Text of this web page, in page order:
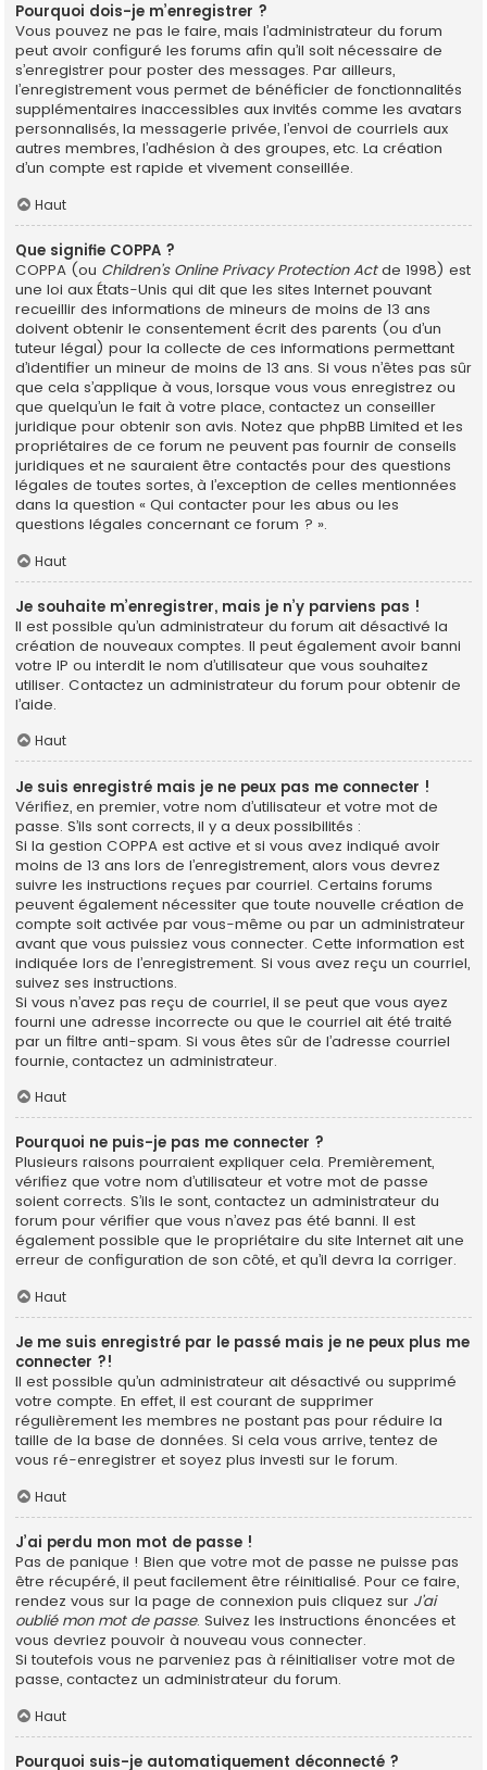
Pourquoi dois-je m’enregistrer ?
Vous pouvez ne pas le faire, mais l’administrateur du forum
peut avoir configuré les forums afin qu’il soit nécessaire de
s’enregistrer pour poster des messages. Par ailleurs,
l’enregistrement vous permet de bénéficier de fonctionnalités
supplémentaires inaccessibles aux invités comme les avatars
personnalisés, la messagerie privée, l’envoi de courriels aux
autres membres, l’adhésion à des groupes, etc. La création
d’un compte est rapide et vivement conseillée.
Haut
Que signifie COPPA ?
COPPA (ou Children’s Online Privacy Protection Actde 1998) est
une loi aux États-Unis qui dit que les sites Internet pouvant
recueillir des informations de mineurs de moins de 13 ans
doivent obtenir le consentement écrit des parents (ou d’un
tuteur légal) pour la collecte de ces informations permettant
d’identifier un mineur de moins de 13 ans. Si vous n’êtes pas sûr
que cela s’applique à vous, lorsque vous vous enregistrez ou
que quelqu’un le fait à votre place, contactez un conseiller
juridique pour obtenir son avis. Notez que phpBB Limited et les
propriétaires de ce forum ne peuvent pas fournir de conseils
juridiques et ne sauraient être contactés pour des questions
légales de toutes sortes, à l’exception de celles mentionnées
dans la question « Qui contacter pour les abus ou les
questions légales concernant ce forum ? ».
Haut
Je souhaite m’enregistrer, mais je n’y parviens pas !
Il est possible qu’un administrateur du forum ait désactivé la
création de nouveaux comptes. Il peut également avoir banni
votre IP ou interdit le nom d’utilisateur que vous souhaitez
utiliser. Contactez un administrateur du forum pour obtenir de
l’aide.
Haut
Je suis enregistré mais je ne peux pas me connecter !
Vérifiez, en premier, votre nom d’utilisateur et votre mot de
passe. S’ils sont corrects, il y a deux possibilités :
Si la gestion COPPA est active et si vous avez indiqué avoir
moins de 13 ans lors de l’enregistrement, alors vous devrez
suivre les instructions reçues par courriel. Certains forums
peuvent également nécessiter que toute nouvelle création de
compte soit activée par vous-même ou par un administrateur
avant que vous puissiez vous connecter. Cette information est
indiquée lors de l’enregistrement. Si vous avez reçu un courriel,
suivez ses instructions.
Si vous n’avez pas reçu de courriel, il se peut que vous ayez
fourni une adresse incorrecte ou que le courriel ait été traité
par un filtre anti-spam. Si vous êtes sûr de l’adresse courriel
fournie, contactez un administrateur.
Haut
Pourquoi ne puis-je pas me connecter ?
Plusieurs raisons pourraient expliquer cela. Premièrement,
vérifiez que votre nom d’utilisateur et votre mot de passe
soient corrects. S’ils le sont, contactez un administrateur du
forum pour vérifier que vous n’avez pas été banni. Il est
également possible que le propriétaire du site Internet ait une
erreur de configuration de son côté, et qu’il devra la corriger.
Haut
Je me suis enregistré par le passé mais je ne peux plus me
connecter ?!
Il est possible qu’un administrateur ait désactivé ou supprimé
votre compte. En effet, il est courant de supprimer
régulièrement les membres ne postant pas pour réduire la
taille de la base de données. Si cela vous arrive, tentez de
vous ré-enregistrer et soyez plus investi sur le forum.
Haut
J’ai perdu mon mot de passe !
Pas de panique ! Bien que votre mot de passe ne puisse pas
être récupéré, il peut facilement être réinitialisé. Pour ce faire,
rendez vous sur la page de connexion puis cliquez sur J’ai
oublié mon mot de passe. Suivez les instructions énoncées et
vous devriez pouvoir à nouveau vous connecter.
Si toutefois vous ne parveniez pas à réinitialiser votre mot de
passe, contactez un administrateur du forum.
Haut
Pourquoi suis-je automatiquement déconnecté ?